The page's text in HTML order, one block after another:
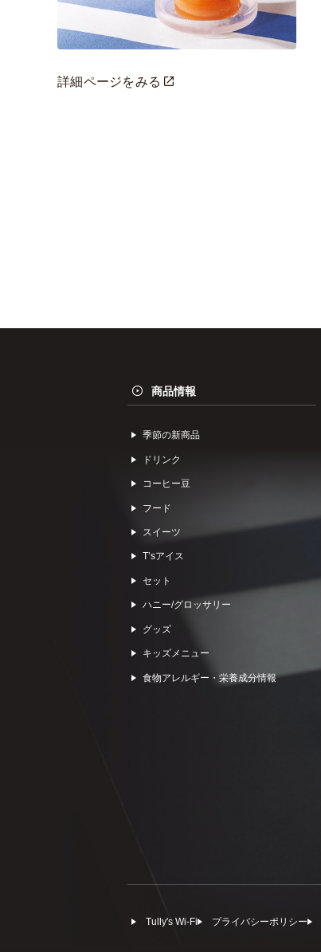
詳細ページをみる
商品情報
季節の新商品
ドリンク
コーヒー⾖
フード
スイーツ
Tʼsアイス
セット
ハニー/グロッサリー
グッズ
キッズメニュー
食物アレルギー・栄養成分情報
Tully's Wi-Fi プライバシーポリシー